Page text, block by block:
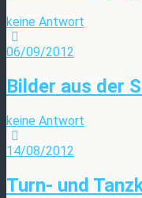
keine Antwort
06/09/2012
Bilder aus der
keine Antwort
14/08/2012
Turn- und